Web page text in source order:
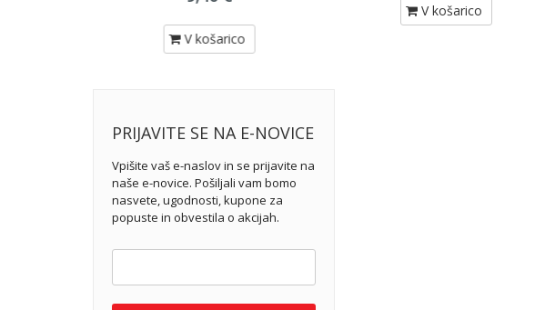
V košarico
V košarico V košarico
PRIJAVITE SE NA E-NOVICE
Vpišite vaš e-naslov in se prijavite na
naše e-novice. Pošiljali vam bomo
nasvete, ugodnosti, kupone za
popuste in obvestila o akcijah.